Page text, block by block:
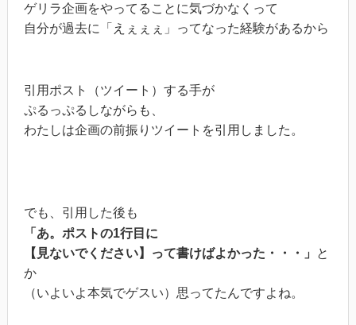
ゲリラ企画をやってることに気づかなくって
自分が過去に「えぇぇぇ」ってなった経験があるから
引用ポスト（ツイート）する手が
ぷるっぷるしながらも、
わたしは企画の前振りツイートを引用しました。
でも、引用した後も
「あ。ポストの1行目に
【見ないでください】って書けばよかった・・・」
と
か
（いよいよ本気でゲスい）思ってたんですよね。